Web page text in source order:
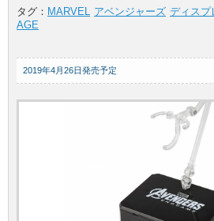
タグ： MARVEL アベンジャーズ ディスプ
AGE
2019年4月26日発売予定